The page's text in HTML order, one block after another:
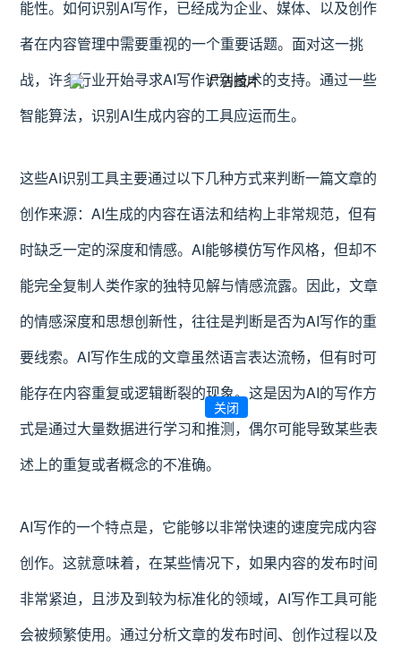
能性。如何识别AI写作，已经成为企业、媒体、以及创作
者在内容管理中需要重视的一个重要话题。面对这一挑
战，许多行业开始寻求AI写作识别技术的支持。通过一些
智能算法，识别AI生成内容的工具应运而生。
这些AI识别工具主要通过以下几种方式来判断一篇文章的
创作来源：AI生成的内容在语法和结构上非常规范，但有
时缺乏一定的深度和情感。AI能够模仿写作风格，但却不
能完全复制人类作家的独特见解与情感流露。因此，文章
的情感深度和思想创新性，往往是判断是否为AI写作的重
要线索。AI写作生成的文章虽然语言表达流畅，但有时可
能存在内容重复或逻辑断裂的现象。这是因为AI的写作方
式是通过大量数据进行学习和推测，偶尔可能导致某些表
述上的重复或者概念的不准确。
AI写作的一个特点是，它能够以非常快速的速度完成内容
创作。这就意味着，在某些情况下，如果内容的发布时间
非常紧迫，且涉及到较为标准化的领域，AI写作工具可能
会被频繁使用。通过分析文章的发布时间、创作过程以及
关闭